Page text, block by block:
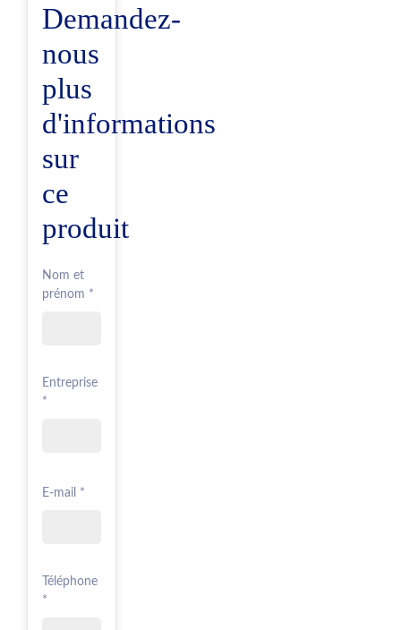
Demandez-
nous
plus
d'informations
sur
ce
produit
Nom et
prénom *
Entreprise
*
E-mail *
Téléphone
*